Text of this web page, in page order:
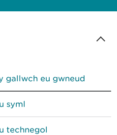
gallwch eu gwneud
syml
technegol